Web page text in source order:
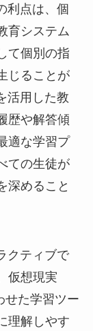
利点は、個
育システム
て個別の指
じることが
活用した教
歴や解答傾
適な学習プ
ての生徒が
深めること
クティブで
仮想現実
せた学習ツー
理解しやす